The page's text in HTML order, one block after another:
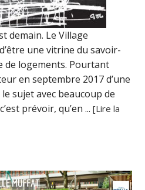
demain. Le Village
une vitrine du savoir-
de logements. Pourtant
en septembre 2017 d’une
sujet avec beaucoup de
prévoir, qu’en ...[Lire la